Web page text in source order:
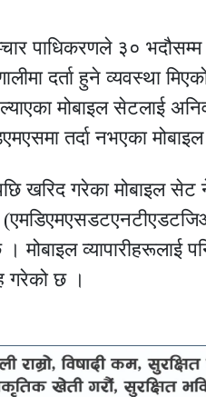
पाधिकरणले ३०
दर्ता हुने व्यवस्था
मोबाइल सेटलाई
तर्दा नभएका
खरिद गरेका मोबाइल सेट
व्यापारीहरूलाई
गरेको छ ।